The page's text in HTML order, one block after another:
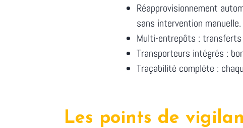
Réapprovisionnement
sans intervention manuelle.
Multi-entrepôts :
Transporteurs intégrés :
Traçabilité complète :
Les points de